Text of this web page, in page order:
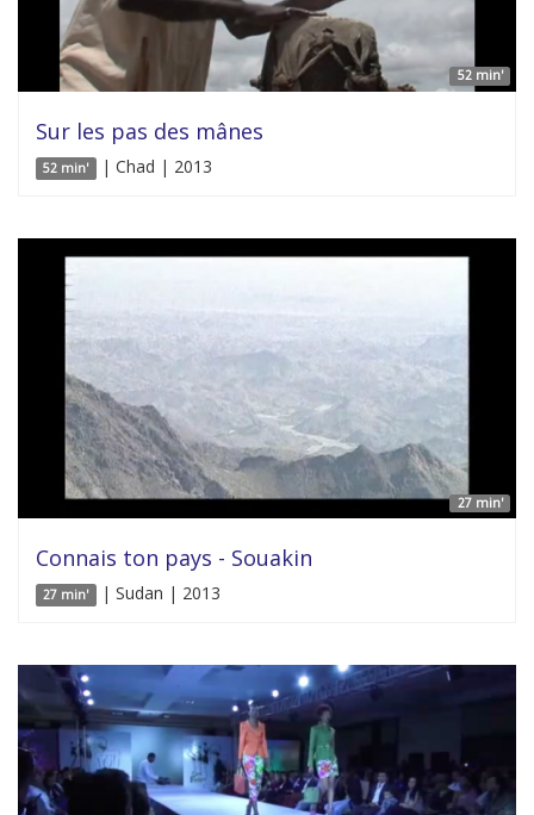
52 min'
Sur les pas des mânes
52 min' | Chad | 2013
27 min'
Connais ton pays - Souakin
27 min' | Sudan | 2013